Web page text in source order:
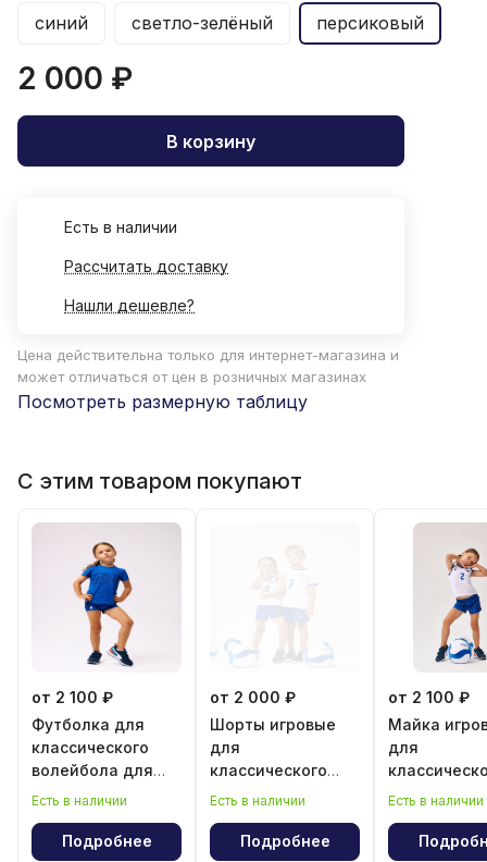
синий светло-зелёный персиковый
2 000 ₽
В корзину
Есть в наличии
Рассчитать доставку
Нашли дешевле?
Цена действительна только для интернет-магазина и
может отличаться от цен в розничных магазинах
Посмотреть размерную таблицу
С этим товаром покупают
от 2 100 ₽
Футболка для
классического
волейбола для
девочки
Есть в наличии
Подробнее
от 2 000 ₽
Шорты игровые
для
классического
волейбола для
Есть в наличии
Подробнее
от 2 100 ₽
Майка
для
волейбола
Есть в наличии